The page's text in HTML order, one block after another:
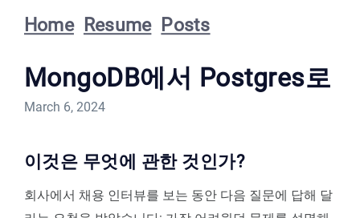
Home Resume Posts
MongoDB에서 Postgres로
March 6, 2024
이것은 무엇에 관한 것인가?
회사에서 채용 인터뷰를 보는 동안 다음 질문에 답해 달